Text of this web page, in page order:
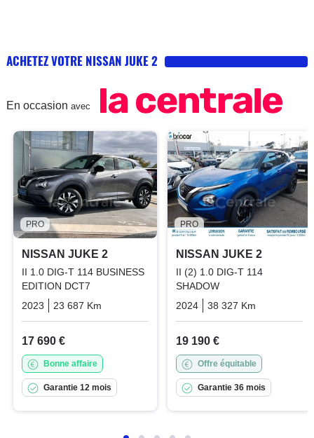
ACHETEZ VOTRE NISSAN JUKE 2
En occasion avec
PRO
NISSAN JUKE 2
II 1.0 DIG-T 114 BUSINESS
EDITION DCT7
2023
23 687 Km Essence
17 690 €
Bonne affaire
Garantie 12 mois
PRO
NISSAN JUKE 2
II (2) 1.0 DIG-T 114
SHADOW
2024
38 327 Km
19 190 €
Offre équitable
Garantie 36 mois